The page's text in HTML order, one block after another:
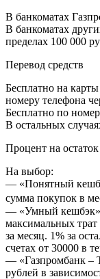
В банкоматах
В банкоматах
пределах 100 000
Перевод средств
Бесплатно на
номеру телефона
Бесплатно по
В остальных
Процент на остаток
На выбор:
— «Понятный
сумма покупок в
— «Умный кешбэк»
максимальных
за месяц. 1% за
счетах от 30000 в
— «Газпромбанк –
рублей в